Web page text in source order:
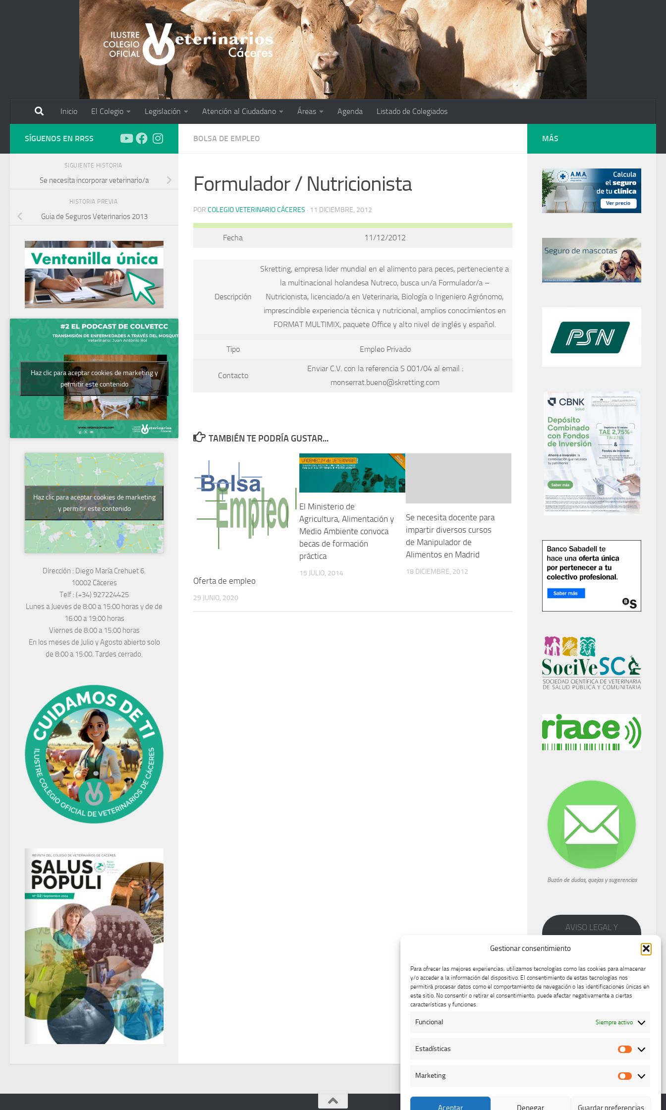
Gestionar consentimiento
Para ofrecer las mejores experiencias, utilizamos tecnologías como las cookies para almacenar
y/o acceder a la información del dispositivo. El consentimiento de estas tecnologías nos
permitirá procesar datos como el comportamiento de navegación o las identificaciones únicas en
este sitio. No consentir o retirar el consentimiento, puede afectar negativamente a ciertas
características y funciones.
Funcional Siempre activo
Estadísticas
Marketing
Marketing
Aceptar Denegar Guardar preferencias
Inicio El Colegio Legislación Atención al Ciudadano Áreas Agenda Listado de Colegiados
BOLSA DE EMPLEO
Formulador / Nutricionista
POR COLEGIO VETERINARIO CÁCERES · 11 DICIEMBRE, 2012
Fecha 11/12/2012
Descripción
Skretting, empresa lider mundial en el alimento para peces, perteneciente a
la multinacional holandesa Nutreco, busca un/a Formulador/a –
Nutricionista, licenciado/a en Veterinaria, Biología o Ingeniero Agrónomo,
imprescindible experiencia técnica y nutricional, amplios conocimientos en
FORMAT MULTIMIX, paquete Office y alto nivel de inglés y español.
Tipo Empleo Privado
Contacto
Enviar C.V. con la referencia S 001/04 al email :
monserrat.bueno@skretting.com
TAMBIÉN TE PODRÍA GUSTAR...
Oferta de empleo
29 JUNIO, 2020
El Ministerio de
Agricultura, Alimentación y
Medio Ambiente convoca
becas de formación
práctica
15 JULIO, 2014
Se necesita docente para
impartir diversos cursos
de Manipulador de
Alimentos en Madrid
18 DICIEMBRE, 2012
SÍGUENOS EN RRSS
SIGUIENTE HISTORIA
Se necesita incorporar veterinario/a
HISTORIA PREVIA
Guia de Seguros Veterinarios 2013
Podcast del
Colegio de
Veterinarios
Haz clic para aceptar cookies de marketing y
permitir este contenido
Haz clic para aceptar cookies de marketing
y permitir este contenido
Dirección : Diego María Crehuet 6.
10002 Cáceres
Telf : (+34) 927224425
Lunes a Jueves de 8:00 a 15:00 horas y de de
16:00 a 19:00 horas
Viernes de 8:00 a 15:00 horas
En los meses de Julio y Agosto abierto solo
de 8:00 a 15:00. Tardes cerrado.
MÁS
Buzón de dudas, quejas y sugerencias
AVISO LEGAL Y